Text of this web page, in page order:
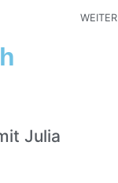
WEITER
Julia